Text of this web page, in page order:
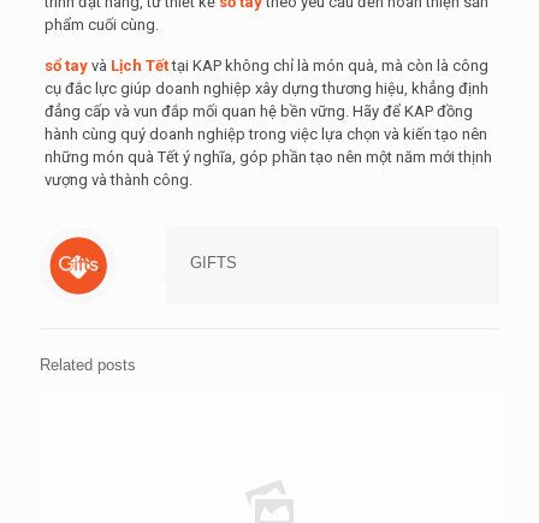
phẩm cuối cùng.
sổ tayvà Lịch Tếttại KAP không chỉ là món quà, mà còn là công
cụ đắc lực giúp doanh nghiệp xây dựng thương hiệu, khẳng định
đẳng cấp và vun đắp mối quan hệ bền vững. Hãy để KAP đồng
hành cùng quý doanh nghiệp trong việc lựa chọn và kiến tạo nên
những món quà Tết ý nghĩa, góp phần tạo nên một năm mới thịnh
vượng và thành công.
GIFTS
Related posts